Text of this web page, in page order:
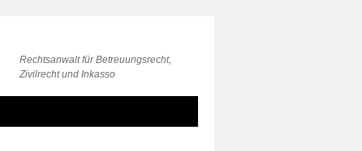
Rechtsanwalt für Betreuungsrecht,
Zivilrecht und Inkasso